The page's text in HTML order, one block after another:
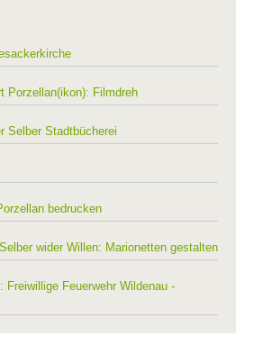
Porzellan(ikon): Filmdreh
Selber Stadtbücherei
bedrucken
wider Willen: Marionetten gestalten
Freiwillige Feuerwehr Wildenau -